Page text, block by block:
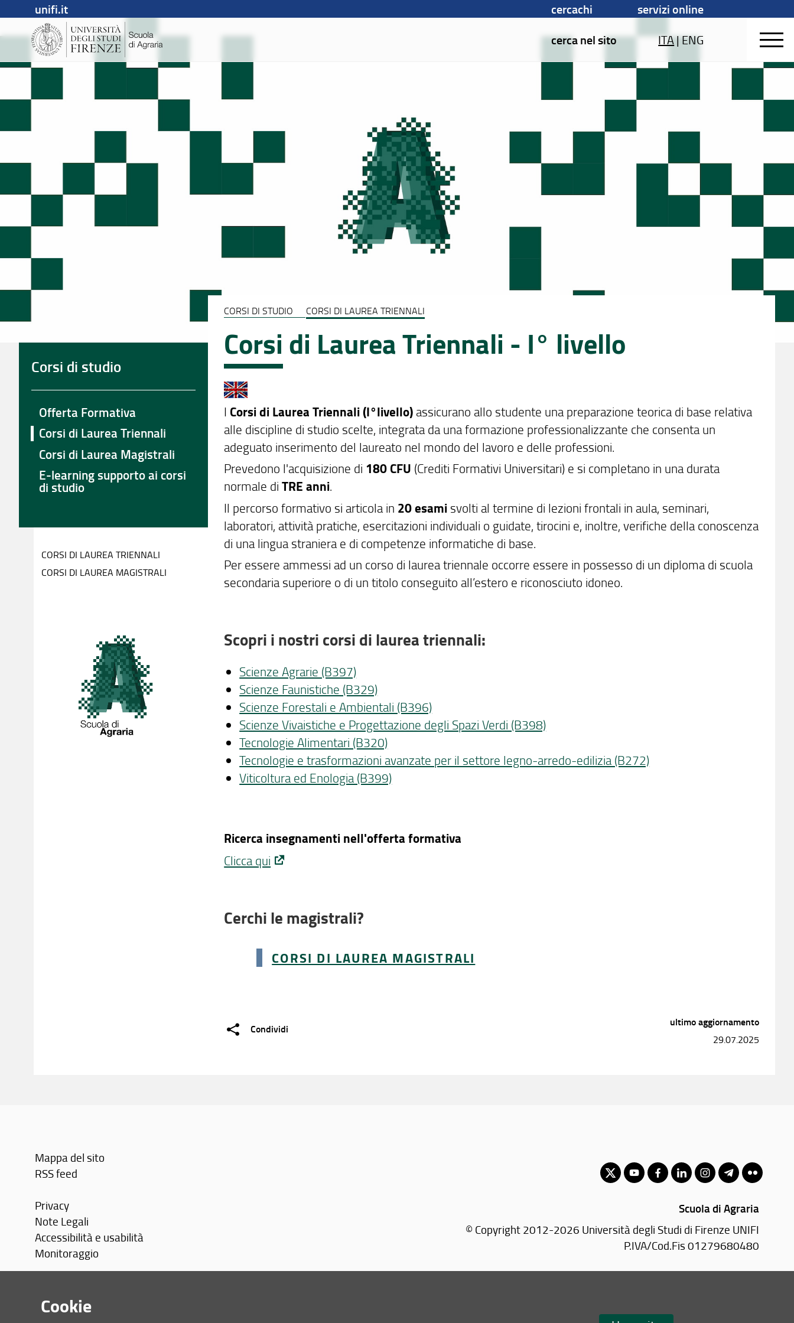
unifi.it cercachi
servizi online
cerca nel sito
ITA|ENG
CORSI DI STUDIO CORSI DI LAUREA TRIENNALI
Corsi di Laurea Triennali - I° livello
I Corsi di Laurea Triennali (I°livello) assicurano allo studente una preparazione teorica di base relativa
alle discipline di studio scelte, integrata da una formazione professionalizzante che consenta un
adeguato inserimento del laureato nel mondo del lavoro e delle professioni.
Prevedono l'acquisizione di 180 CFU (Crediti Formativi Universitari) e si completano in una durata
normale diTRE anni.
Il percorso formativo si articola in 20 esami svolti al termine di lezioni frontali in aula, seminari,
laboratori, attività pratiche, esercitazioni individuali o guidate, tirocini e, inoltre, verifiche della conoscenza
di una lingua straniera e di competenze informatiche di base.
Per essere ammessi ad un corso di laurea triennale occorre essere in possesso di un diploma di scuola
secondaria superiore o di un titolo conseguito all’estero e riconosciuto idoneo.
Scopri i nostri corsi di laurea triennali:
Scienze Agrarie (B397)
Scienze Faunistiche (B329)
Scienze Forestali e Ambientali (B396)
Scienze Vivaistiche e Progettazione degli Spazi Verdi (B398)
Tecnologie Alimentari (B320)
Tecnologie e trasformazioni avanzate per il settore legno-arredo-edilizia (B272)
Viticoltura ed Enologia (B399)
Ricerca insegnamenti nell'offerta formativa
Clicca qui
Cerchi le magistrali?
CORSI DI LAUREA MAGISTRALI
Condividi
Corsi di studio
Offerta Formativa
Corsi di Laurea Triennali
Corsi di Laurea Magistrali
E-learning supporto ai corsi
di studio
CORSI DI LAUREA TRIENNALI
CORSI DI LAUREA MAGISTRALI
ultimo aggiornamento
29.07.2025
Mappa del sito
RSS feed
Privacy
Note Legali
Accessibilità e usabilità
Monitoraggio
Scuola di Agraria
© Copyright 2012-2026 Università degli Studi di Firenze UNIFI
P.IVA/Cod.Fis 01279680480
Email:scuola(AT)agraria.unifi.it
Cookie